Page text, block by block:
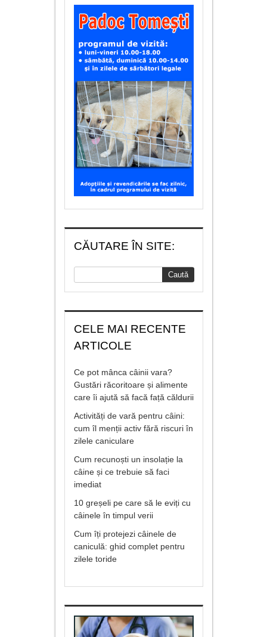
CĂUTARE ÎN SITE:
CELE MAI RECENTE
ARTICOLE
Ce pot mânca câinii vara?
Gustări răcoritoare și alimente
care îi ajută să facă față căldurii
Activități de vară pentru câini:
cum îl menții activ fără riscuri în
zilele caniculare
Cum recunoști un insolație la
câine și ce trebuie să faci
imediat
10 greșeli pe care să le eviți cu
câinele în timpul verii
Cum îți protejezi câinele de
caniculă: ghid complet pentru
zilele toride